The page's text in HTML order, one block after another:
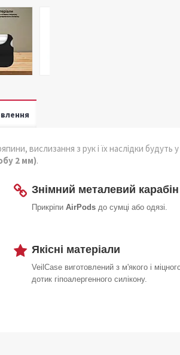
вислизання з рук і їх наслідки будуть
2 мм).
Знімний металевий карабін
Прикріпи AirPods до сумці або одязі.
Якісні матеріали
VeilCase виготовлений з м'якого і
дотик гіпоалергенного силікону.